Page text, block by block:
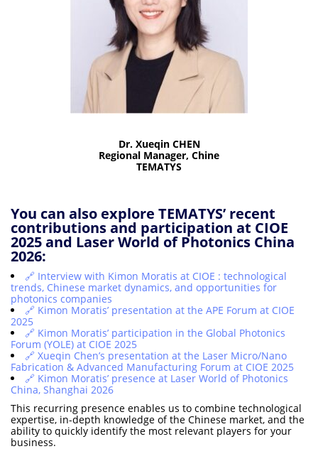
Dr. Xueqin CHEN
Regional Manager, Chine
TEMATYS
You can also explore TEMATYS’ recent
contributions and participation at CIOE
2025 and Laser World of Photonics China
2026:
🔗 Interview with Kimon Moratis at CIOE : technological
trends, Chinese market dynamics, and opportunities for
photonics companies
🔗 Kimon Moratis’ presentation at the APE Forum at CIOE
2025
🔗 Kimon Moratis’ participation in the Global Photonics
Forum (YOLE) at CIOE 2025
🔗 Xueqin Chen’s presentation at the Laser Micro/Nano
Fabrication & Advanced Manufacturing Forum at CIOE 2025
🔗 Kimon Moratis’ presence at Laser World of Photonics
China, Shanghai 2026
This recurring presence enables us to combine technological
expertise, in-depth knowledge of the Chinese market, and the
ability to quickly identify the most relevant players for your
business.